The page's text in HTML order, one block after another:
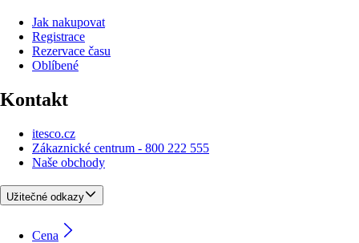
Jak nakupovat
Registrace
Rezervace času
Oblíbené
Kontakt
itesco.cz
Zákaznické centrum - 800 222 555
Naše obchody
Užitečné odkazy
Cena